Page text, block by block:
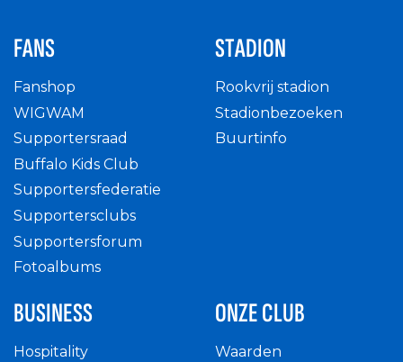
FANS
Fanshop
WIGWAM
Supportersraad
Buffalo Kids Club
Supportersfederatie
Supportersclubs
Supportersforum
Fotoalbums
STADION
Rookvrij stadion
Stadionbezoeken
Buurtinfo
BUSINESS
Hospitality
ONZE CLUB
Waarden